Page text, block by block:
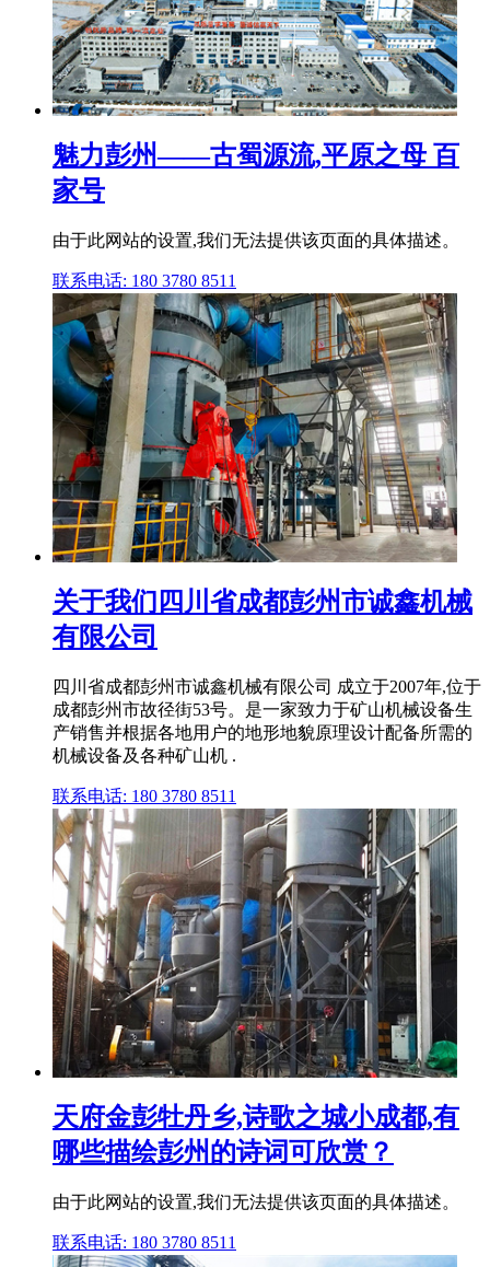
魅力彭州——古蜀源流,平原之母 百
家号
由于此网站的设置,我们无法提供该页面的具体描述。
联系电话: 180 3780 8511
关于我们四川省成都彭州市诚鑫机械
有限公司
四川省成都彭州市诚鑫机械有限公司 成立于2007年,位于
成都彭州市故径街53号。是一家致力于矿山机械设备生
产销售并根据各地用户的地形地貌原理设计配备所需的
机械设备及各种矿山机 .
联系电话: 180 3780 8511
天府金彭牡丹乡,诗歌之城小成都,有
哪些描绘彭州的诗词可欣赏？
由于此网站的设置,我们无法提供该页面的具体描述。
联系电话: 180 3780 8511